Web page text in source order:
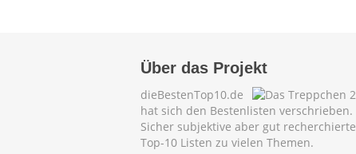
Über das Projekt
dieBestenTop10.de
hat sich den Bestenlisten verschrieben.
Sicher subjektive aber gut recherchierte
Top-10 Listen zu vielen Themen.